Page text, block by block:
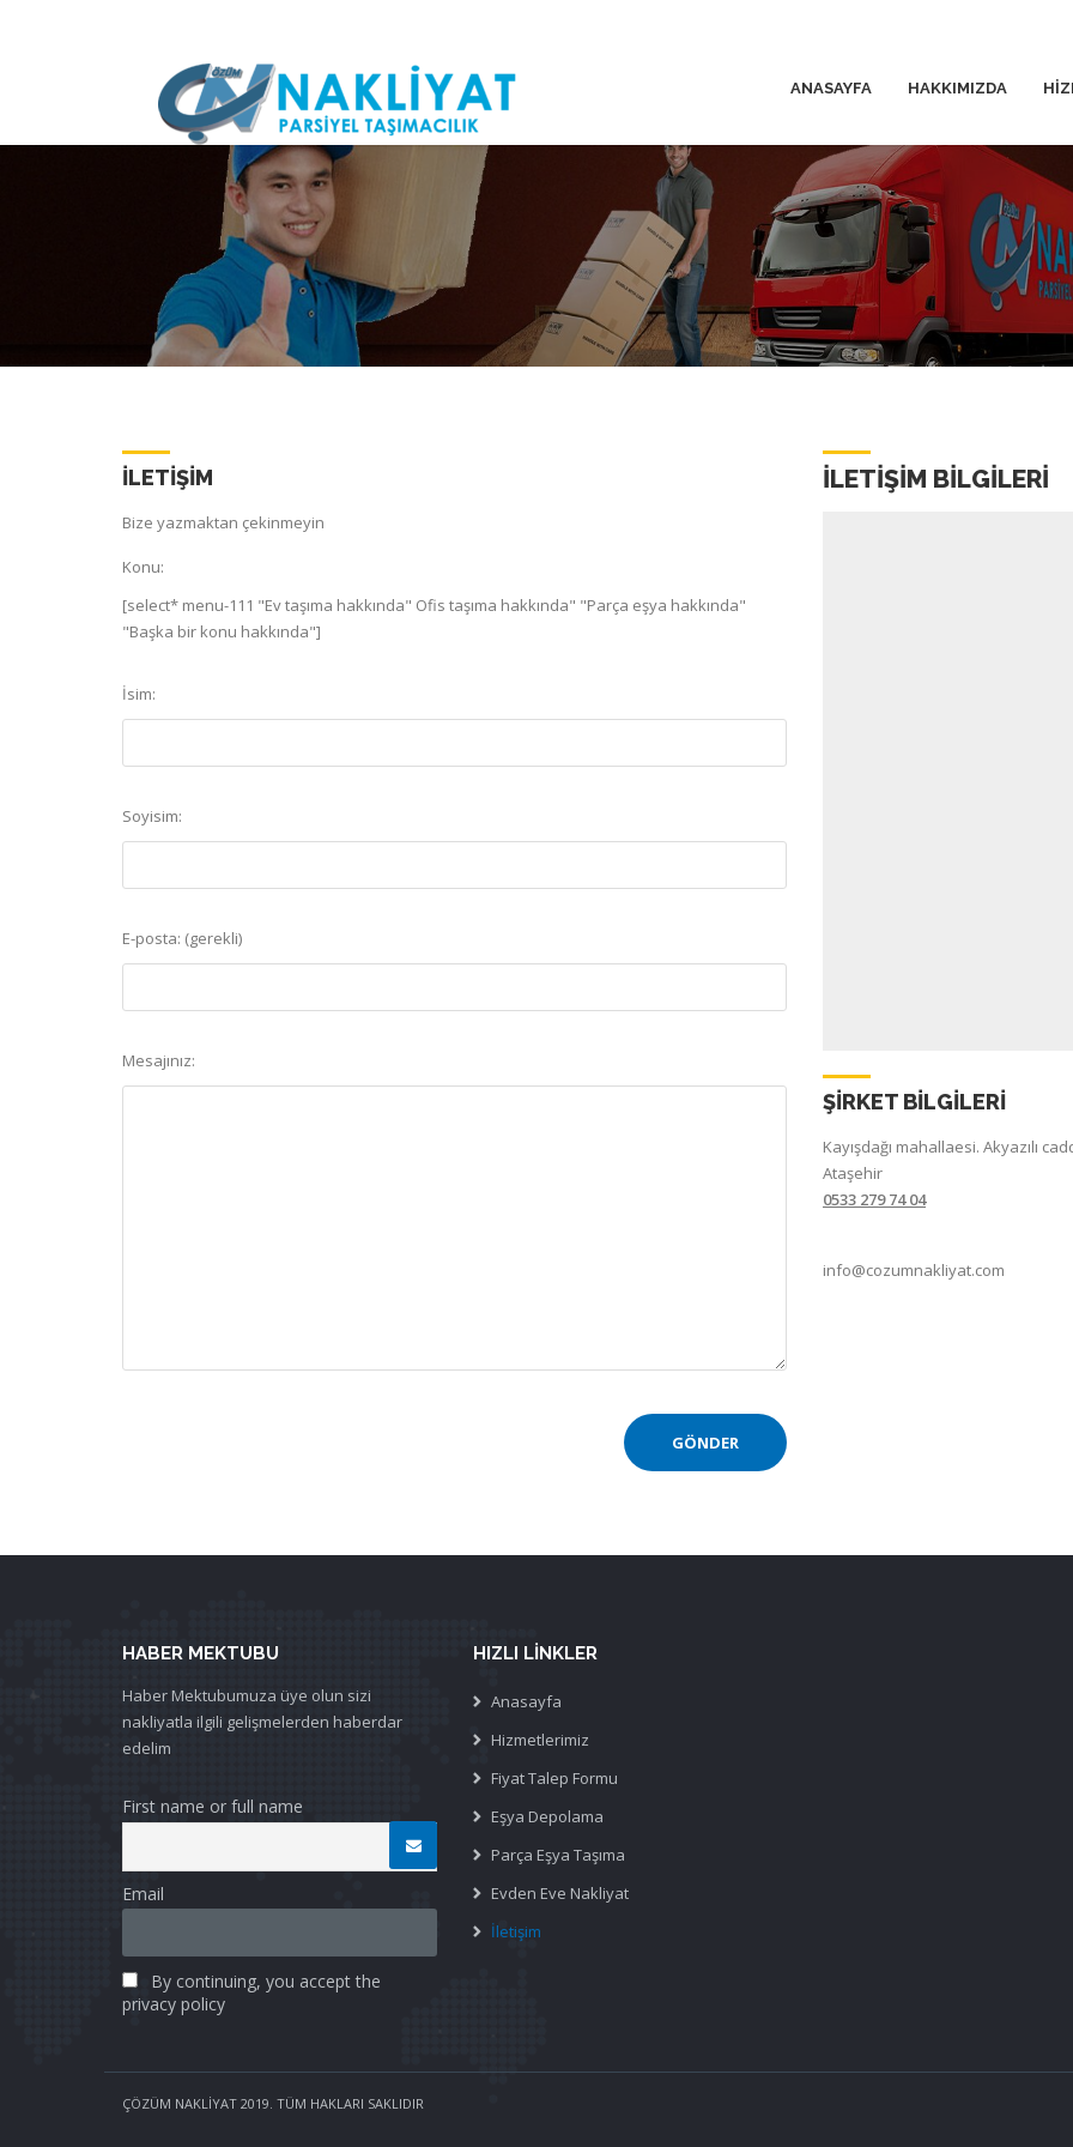
ANASAYFA HAKKIMIZDA
İletişim
İLETIŞIM
Bize yazmaktan çekinmeyin
Konu:
[select* menu-111 "Ev taşıma hakkında" Ofis taşıma hakkında" "Parça eşya hakkında"
"Başka bir konu hakkında"]
İsim:
Soyisim:
E-posta: (gerekli)
Mesajınız:
ILETIŞIM BILGILERI
ŞİRKET BİLGİLERİ
Kayışdağı mahallaesi. Akyazılı
Ataşehir
0533 279 74 04
info@cozumnakliyat.com
HABER MEKTUBU
Haber Mektubumuza üye olun sizi
nakliyatla ilgili gelişmelerden haberdar
edelim
First name or full name
Email
By continuing, you accept the
privacy policy
HIZLI LINKLER
Anasayfa
Hizmetlerimiz
Fiyat Talep Formu
Eşya Depolama
Parça Eşya Taşıma
Evden Eve Nakliyat
İletişim
ÇÖZÜM NAKLİYAT 2019. TÜM HAKLARI SAKLIDIR